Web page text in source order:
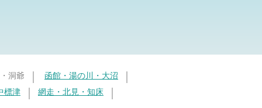
洞爺
函館・湯の川・大沼
標津
網走・北見・知床